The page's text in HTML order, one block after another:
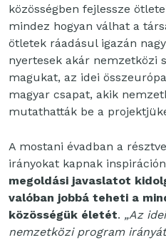
közösségben fejlessze
mindez hogyan válhat a
ötletek ráadásul igazán
nyertesek akár nemzetközi
magukat, az idei
magyar csapat, akik
mutathatták be a
A mostani évadban a
irányokat kapnak
megoldási javaslatot
valóban jobbá teheti a
közösségük életét. „Az
nemzetközi program